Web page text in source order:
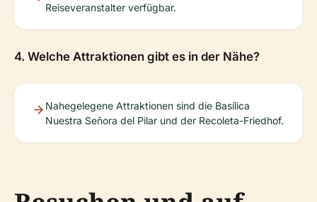
Reiseveranstalter verfügbar.
4. Welche Attraktionen gibt es in der Nähe?
Nahegelegene Attraktionen sind die Basílica
Nuestra Señora del Pilar und der Recoleta-Friedhof.